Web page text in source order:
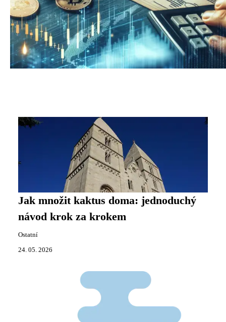
Jak množit kaktus doma: jednoduchý
návod krok za krokem
Ostatní
24. 05. 2026